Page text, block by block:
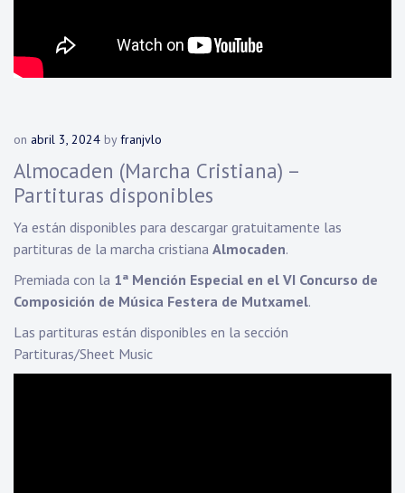
on abril 3, 2024 byfranjvlo
Almocaden (Marcha Cristiana) –
Partituras disponibles
Ya están disponibles para descargar gratuitamente las
partituras de la marcha cristiana Almocaden.
Premiada con la 1ª Mención Especial en el VI Concurso de
Composición de Música Festera de Mutxamel.
Las partituras están disponibles en la sección
Partituras/Sheet Music